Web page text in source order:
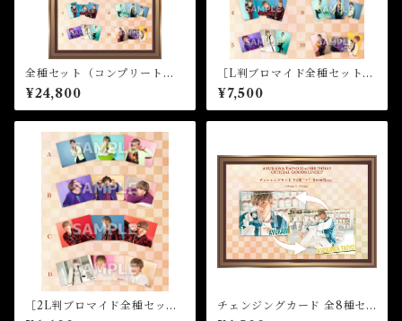
全種セット（コンプリートパ
ック）★☆32nd Birthday Ev
ent
¥24,800
［L判ブロマイド全種セット］
★☆32nd Birthday Event
¥7,500
［2L判ブロマイド全種セッ
チェンジングカード 全8種セ